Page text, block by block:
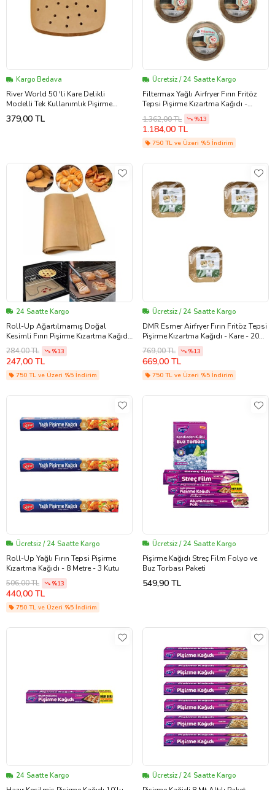
Kargo Bedava
River World 50 'li Kare Delikli
Modelli Tek Kullanımlık Pişirme
Kağıdı Yapışmaz Yağ Geçirmez
379,00 TL
Ücretsiz / 24 Saatte Kargo
Filtermax Yağlı Airfryer Fırın Fritöz
Tepsi Pişirme Kızartma Kağıdı -
Yuvarlak - 20 Cm. - 250 Adet
1.362,00 TL %13
1.184,00 TL
750 TL ve Üzeri %5 İndirim
24 Saatte Kargo
Roll-Up Ağartılmamış Doğal
Kesimli Fırın Pişirme Kızartma Kağıdı
- 42x37 Cm. - 16 Yaprak -1 Kutu
284,00 TL %13
247,00 TL
750 TL ve Üzeri %5 İndirim
Ücretsiz / 24 Saatte Kargo
DMR Esmer Airfryer Fırın Fritöz Tepsi
Pişirme Kızartma Kağıdı - Kare - 20
Cm. - 3 Paket - 150 Adet
769,00 TL %13
669,00 TL
750 TL ve Üzeri %5 İndirim
Ücretsiz / 24 Saatte Kargo
Roll-Up Yağlı Fırın Tepsi Pişirme
Kızartma Kağıdı - 8 Metre - 3 Kutu
506,00 TL
%13
440,00 TL
750 TL ve Üzeri %5 İndirim
Ücretsiz / 24 Saatte Kargo
Pişirme Kağıdı Streç Film Folyo ve
Buz Torbası Paketi
549,90 TL
24 Saatte Kargo Ücretsiz / 24 Saatte Kargo